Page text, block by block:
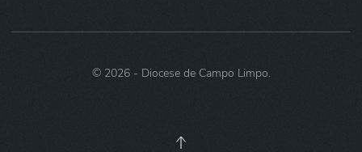
© 2026- Diocese de Campo Limpo.